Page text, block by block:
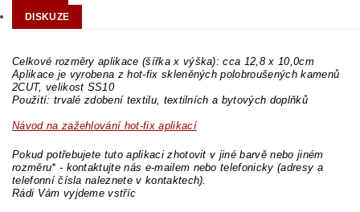
DISKUZE
Celkové rozměry aplikace (šířka x výška): cca 12,8 x 10,0cm
Aplikace je vyrobena z hot-fix skleněných polobroušených kamenů
2CUT, velikost SS10
Použití: trvalé zdobení textilu, textilních a bytových doplňků
Návod na zažehlování hot-fix aplikací
Pokud potřebujete tuto aplikaci zhotovit v jiné barvě nebo jiném
rozměru* - kontaktujte nás e-mailem nebo telefonicky (adresy a
telefonní čísla naleznete v kontaktech).
Rádi Vám vyjdeme vstříc